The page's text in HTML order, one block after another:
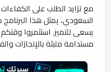
مع تزايد الطلب على
السعودي، يمثل هذا
يسعى للتميز. استثمروا
مستدامة مليئة بالإنجازات